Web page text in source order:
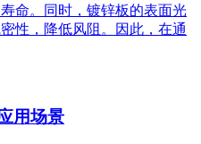
命。同时，镀锌板的表面光
性，降低风阻。因此，在通
用场景